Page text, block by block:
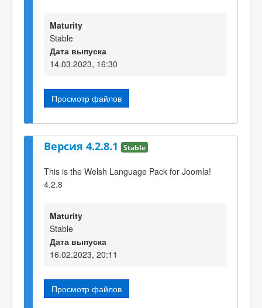
Maturity
Stable
Дата выпуска
14.03.2023, 16:30
Просмотр файлов
Версия 4.2.8.1 Stable
This is the Welsh Language Pack for Joomla!
4.2.8
Maturity
Stable
Дата выпуска
16.02.2023, 20:11
Просмотр файлов